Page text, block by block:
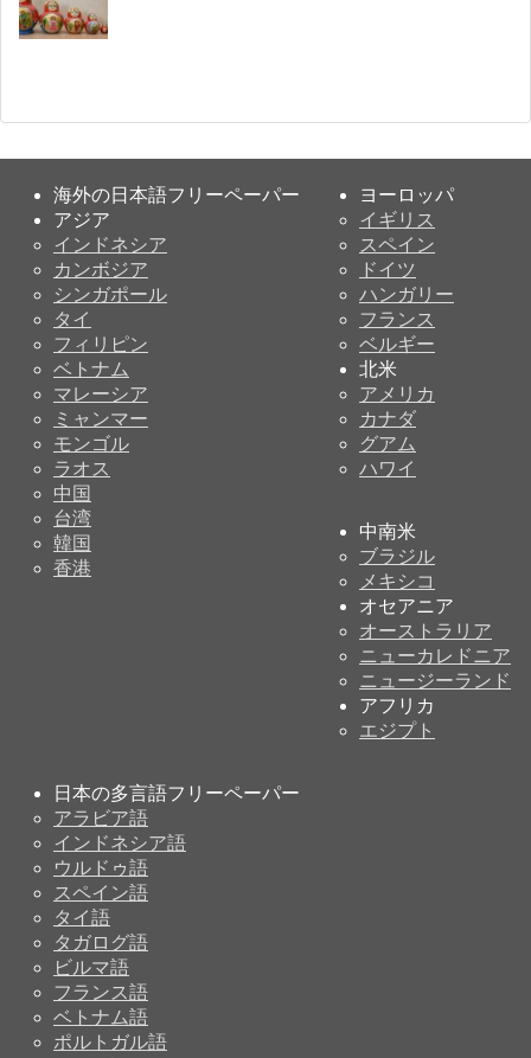
海外の日本語フリーペーパー
アジア
インドネシア
カンボジア
シンガポール
タイ
フィリピン
ベトナム
マレーシア
ミャンマー
モンゴル
ラオス
中国
台湾
韓国
香港
ヨーロッパ
イギリス
スペイン
ドイツ
ハンガリー
フランス
ベルギー
北米
アメリカ
カナダ
グアム
ハワイ
中南米
ブラジル
メキシコ
オセアニア
オーストラリア
ニューカレドニア
ニュージーランド
アフリカ
エジプト
日本の多言語フリーペーパー
アラビア語
インドネシア語
ウルドゥ語
スペイン語
タイ語
タガログ語
ビルマ語
フランス語
ベトナム語
ポルトガル語